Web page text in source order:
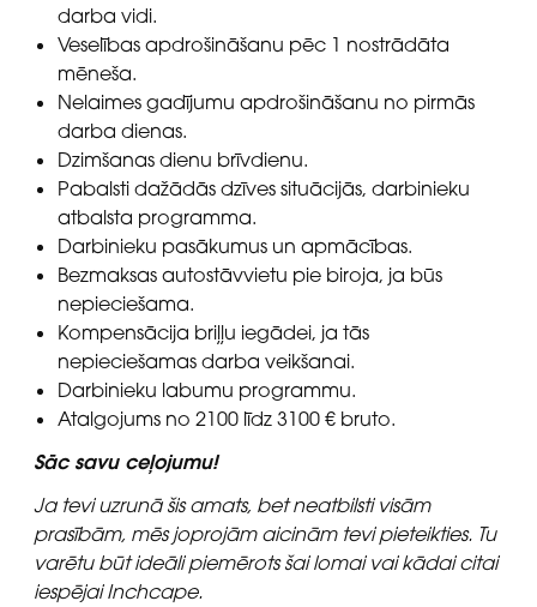
darba vidi.
Veselības apdrošināšanu pēc 1 nostrādāta
mēneša.
Nelaimes gadījumu apdrošināšanu no pirmās
darba dienas.
Dzimšanas dienu brīvdienu.
Pabalsti dažādās dzīves situācijās, darbinieku
atbalsta programma.
Darbinieku pasākumus un apmācības.
Bezmaksas autostāvvietu pie biroja, ja būs
nepieciešama.
Kompensācija briļļu iegādei, ja tās
nepieciešamas darba veikšanai.
Darbinieku labumu programmu.
Atalgojums no 2100 līdz 3100 € bruto.
Sāc savu ceļojumu!
Ja tevi uzrunā šis amats, bet neatbilsti visām
prasībām, mēs joprojām aicinām tevi pieteikties. Tu
varētu būt ideāli piemērots šai lomai vai kādai citai
iespējai Inchcape.